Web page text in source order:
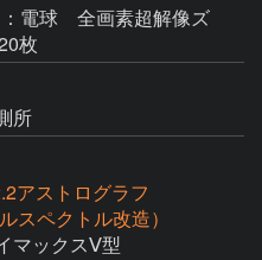
電球 全画素超解像ズ
枚
所
アストログラフ
スペクトル改造）
マックスⅤ型